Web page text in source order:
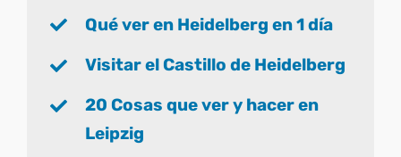
Qué ver en Heidelberg en 1 día
Visitar el Castillo de Heidelberg
20 Cosas que ver y hacer en
Leipzig